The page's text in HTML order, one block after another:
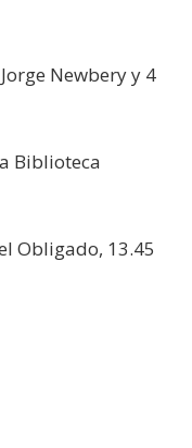
Newbery y 4
Biblioteca
Obligado, 13.45